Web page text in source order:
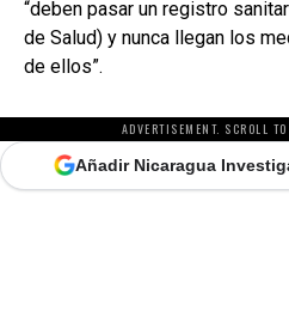
“deben pasar un registro
de Salud) y nunca llegan los
de ellos”.
ADVERTISEMENT. SCROLL
Añadir Nicaragua